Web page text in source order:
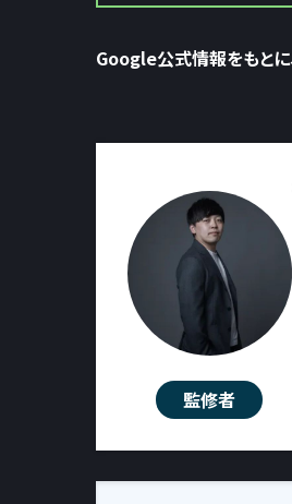
Google公式情報をもとに
監修者